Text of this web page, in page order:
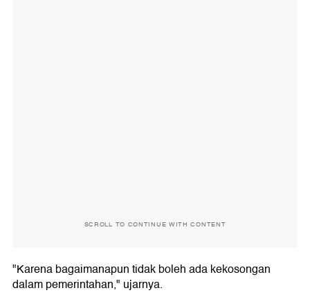
SCROLL TO CONTINUE WITH CONTENT
"Karena bagaimanapun tidak boleh ada kekosongan
dalam pemerintahan," ujarnya.